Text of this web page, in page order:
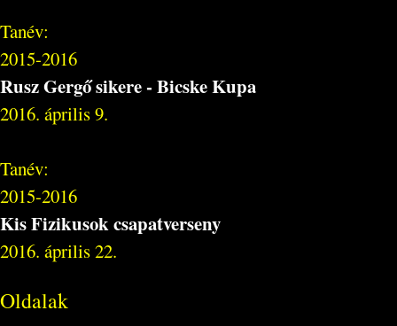
Tanév:
2015-2016
Rusz Gergő sikere - Bicske Kupa
2016. április 9.
Tanév:
2015-2016
Kis Fizikusok csapatverseny
2016. április 22.
Oldalak